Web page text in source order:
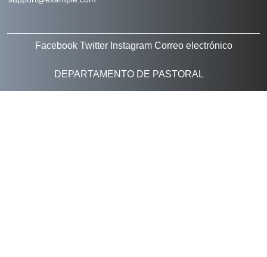
Facebook Twitter Instagram Correo electrónico
DEPARTAMENTO DE PASTORAL